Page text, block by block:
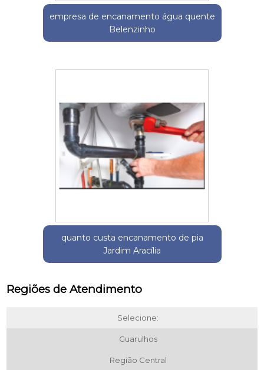
empresa de encanamento água quente
Belenzinho
quanto custa encanamento de pia
Jardim Aracília
Regiões de Atendimento
Selecione:
Guarulhos
Região Central